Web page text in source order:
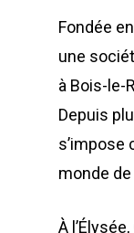
Fondée
une
à Bois-le-
Depuis
s’impose
monde
À